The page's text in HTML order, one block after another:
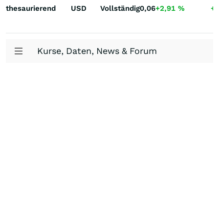
thesaurierend USD Vollständig0,06+2,91 %
Kurse, Daten, News & Forum